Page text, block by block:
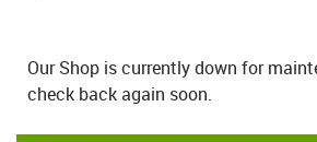
Our Shop is currently down for
check back again soon.